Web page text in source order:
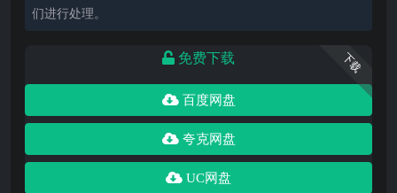
们进行处理。
下载
免费下载
百度网盘
夸克网盘
UC网盘